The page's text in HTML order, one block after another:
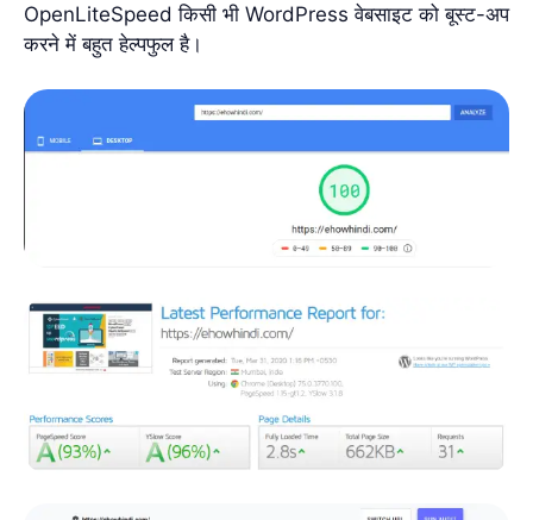
OpenLiteSpeed किसी भी WordPress वेबसाइट को बूस्ट-अप
करने में बहुत हेल्पफुल है।